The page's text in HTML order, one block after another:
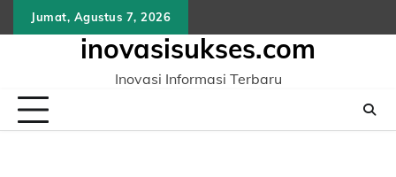
to
Jumat, Agustus 7, 2026
inovasisukses.com
Inovasi Informasi Terbaru